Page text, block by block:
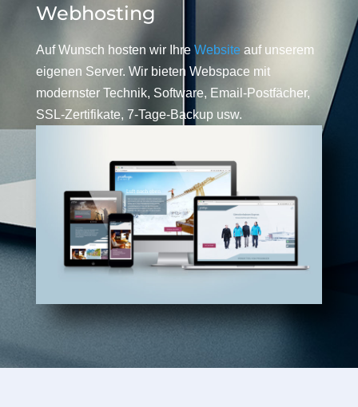
Webhosting
Auf Wunsch hosten wir Ihre Website auf unserem
eigenen Server. Wir bieten Webspace mit
modernster Technik, Software, Email-Postfächer,
SSL-Zertifikate, 7-Tage-Backup usw.